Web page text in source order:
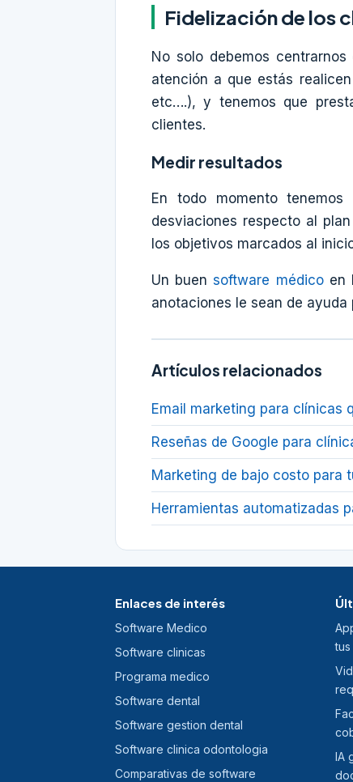
Fidelización de los
No solo debemos
atención a que estás
etc….), y tenemos que
clientes.
Medir resultados
En todo momento
desviaciones respecto al
los objetivos marcados al
Un buensoftware médicoen
anotaciones le sean de
Artículos relacionados
Email marketing para clínicas
Reseñas de Google para
Marketing de bajo costo para
Herramientas automatizadas
Enlaces de interés
Software Medico
Software clinicas
Programa medico
Software dental
Software gestion dental
Software clinica odontologia
Comparativas de software
IA